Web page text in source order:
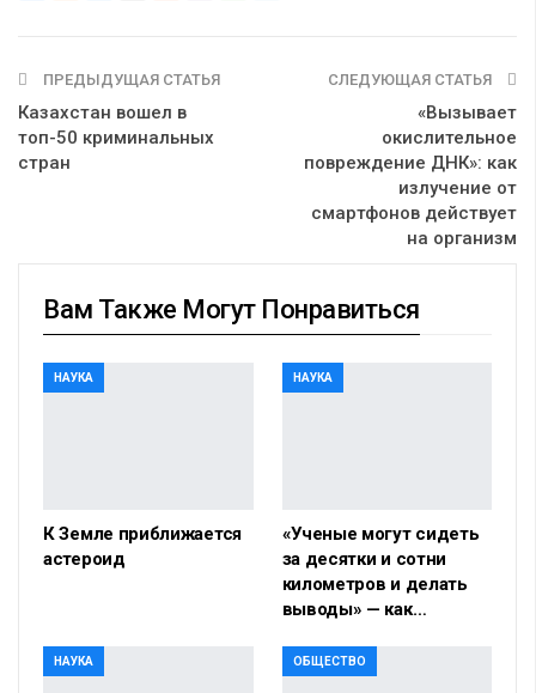
ПРЕДЫДУЩАЯ СТАТЬЯ
Казахстан вошел в
топ-50 криминальных
стран
СЛЕДУЮЩАЯ СТАТЬЯ
«Вызывает
окислительное
повреждение ДНК»: как
излучение от
смартфонов действует
на организм
Вам Также Могут Понравиться
НАУКА
К Земле приближается
астероид
НАУКА
«Ученые могут сидеть
за десятки и сотни
километров и делать
выводы» — как…
НАУКА ОБЩЕСТВО